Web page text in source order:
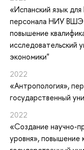
«Испанский язык
персонала НИУ ВШЭ
повышение
исследовательский
экономики"
2022
«Антропология»,
государственный
2022
«Создание научно-
уровня», повышение